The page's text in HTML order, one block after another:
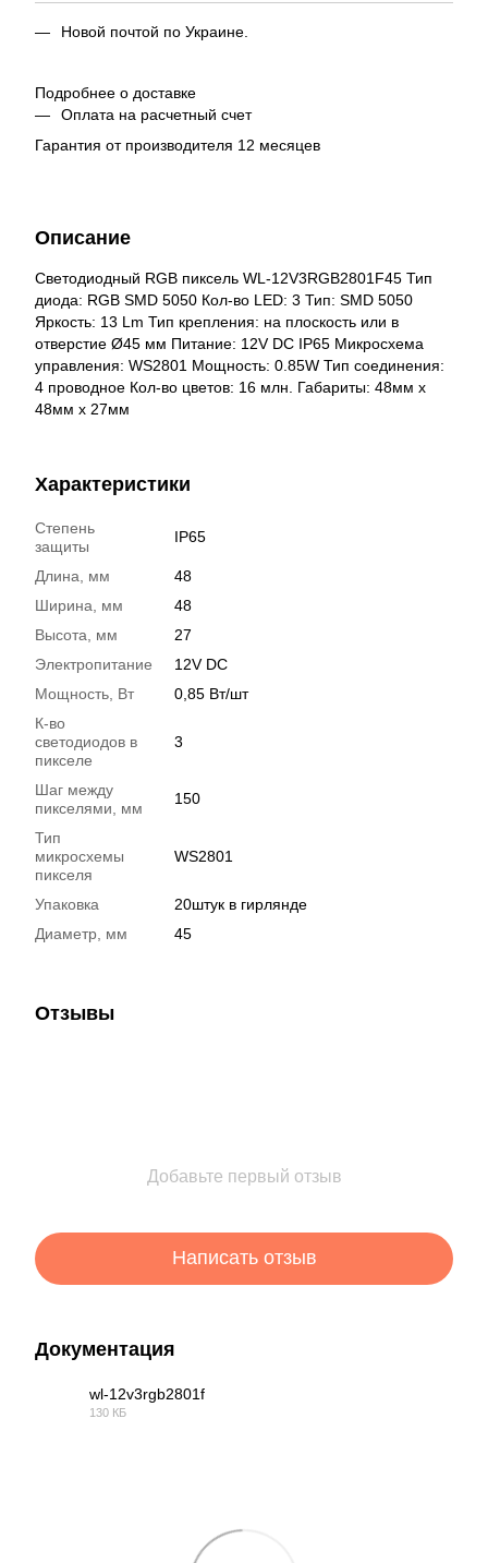
Новой почтой по Украине.
Подробнее о доставке
Оплата на расчетный счет
Гарантия от производителя 12 месяцев
Описание
Светодиодный RGB пиксель WL-12V3RGB2801F45 Тип
диода: RGB SMD 5050 Кол-во LED: 3 Тип: SMD 5050
Яркость: 13 Lm Тип крепления: на плоскость или в
отверстие Ø45 мм Питание: 12V DC IP65 Микросхема
управления: WS2801 Мощность: 0.85W Тип соединения:
4 проводное Кол-во цветов: 16 млн. Габариты: 48мм х
48мм х 27мм
Характеристики
Степень
защиты
IP65
Длина, мм
48
Ширина, мм
48
Высота, мм
27
Электропитание
12V DC
Мощность, Вт
0,85 Вт/шт
К-во
светодиодов в
пикселе
3
Шаг между
пикселями, мм
150
Тип
микросхемы
пикселя
WS2801
Упаковка
20штук в гирлянде
Диаметр, мм
45
Отзывы
Добавьте первый отзыв
Написать отзыв
Документация
wl-12v3rgb2801f
130 КБ